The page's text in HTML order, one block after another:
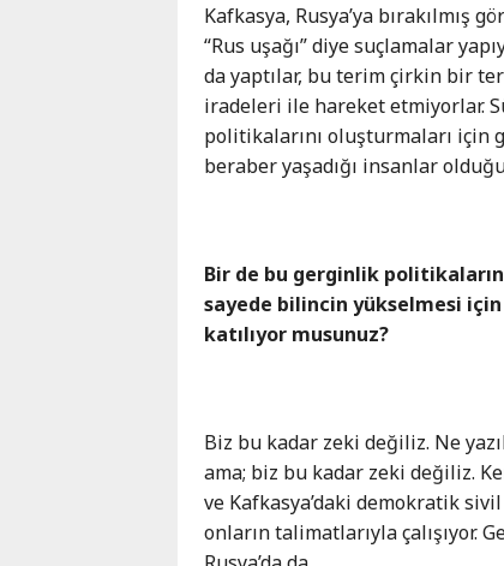
Kafkasya, Rusya’ya bırakılmış
“Rus uşağı” diye suçlamalar
da yaptılar, bu terim çirkin bir
iradeleri ile hareket etmiyorlar.
politikalarını oluşturmaları için
beraber yaşadığı insanlar
Bir de bu gerginlik
sayede bilincin yükselmesi
katılıyor musunuz?
Biz bu kadar zeki değiliz. Ne
ama; biz bu kadar zeki değiliz.
ve Kafkasya’daki demokratik
onların talimatlarıyla çalışıyor.